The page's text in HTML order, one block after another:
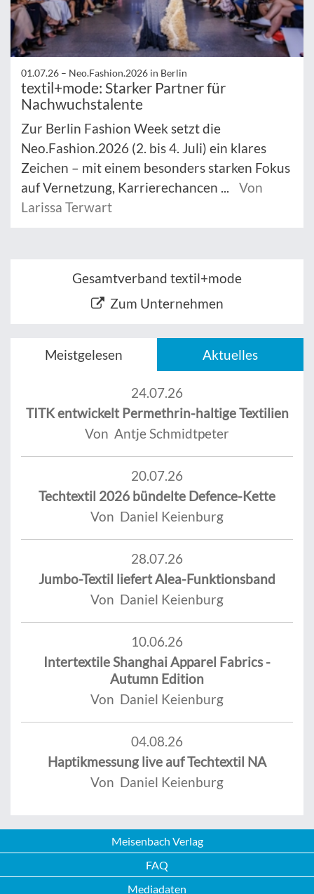
01.07.26 – Neo.Fashion.2026 in Berlin
textil+mode: Starker Partner für
Nachwuchstalente
Zur Berlin Fashion Week setzt die
Neo.Fashion.2026 (2. bis 4. Juli) ein klares
Zeichen – mit einem besonders starken Fokus
auf Vernetzung, Karrierechancen ...
Von
Larissa Terwart
Gesamtverband textil+mode
Zum Unternehmen
Meistgelesen Aktuelles
24.07.26
TITK entwickelt Permethrin-haltige Textilien
Von Antje Schmidtpeter
20.07.26
Techtextil 2026 bündelte Defence-Kette
Von Daniel Keienburg
28.07.26
Jumbo-Textil liefert Alea-Funktionsband
Von Daniel Keienburg
10.06.26
Intertextile Shanghai Apparel Fabrics -
Autumn Edition
Von Daniel Keienburg
04.08.26
Haptikmessung live auf Techtextil NA
Von Daniel Keienburg
Meisenbach Verlag
FAQ
Mediadaten